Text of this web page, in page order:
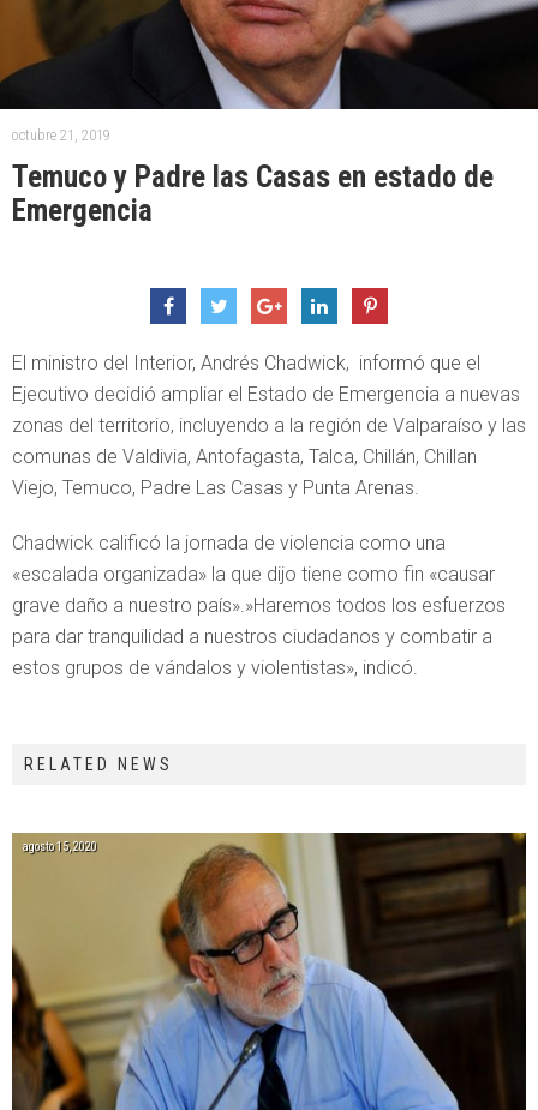
octubre 21, 2019
Temuco y Padre las Casas en estado de
Emergencia
El ministro del Interior, Andrés Chadwick, informó que el
Ejecutivo decidió ampliar el Estado de Emergencia a nuevas
zonas del territorio, incluyendo a la región de Valparaíso y las
comunas de Valdivia, Antofagasta, Talca, Chillán, Chillan
Viejo, Temuco, Padre Las Casas y Punta Arenas.
Chadwick calificó la jornada de violencia como una
«escalada organizada» la que dijo tiene como fin «causar
grave daño a nuestro país».»Haremos todos los esfuerzos
para dar tranquilidad a nuestros ciudadanos y combatir a
estos grupos de vándalos y violentistas», indicó.
RELATED NEWS
agosto 15, 2020